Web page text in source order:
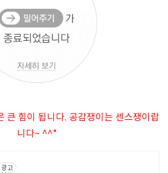
큰 힘이 됩니다. 공감쟁이는 센스쟁이랍
니다~ ^^*
광고